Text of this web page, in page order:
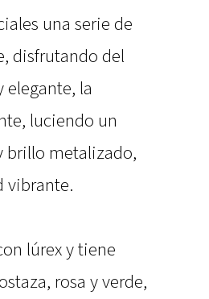
una serie de
disfrutando del
elegante, la
luciendo un
brillo metalizado,
vibrante.
lúrex y tiene
rosa y verde,